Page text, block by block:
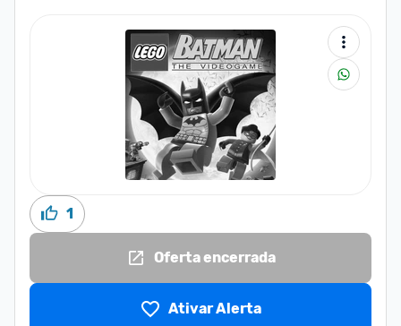
1
Oferta encerrada
Ativar Alerta